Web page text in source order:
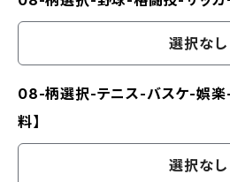
選択なし
08-柄選択-テニス-バスケ-娯楽-
料】
選択なし